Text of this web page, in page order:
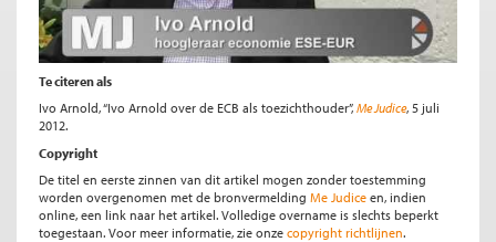
Te citeren als
Ivo Arnold, “Ivo Arnold over de ECB als toezichthouder”, Me Judice, 5 juli
2012.
Copyright
De titel en eerste zinnen van dit artikel mogen zonder toestemming
worden overgenomen met de bronvermelding Me Judice en, indien
online, een link naar het artikel. Volledige overname is slechts beperkt
toegestaan. Voor meer informatie, zie onze copyright richtlijnen.